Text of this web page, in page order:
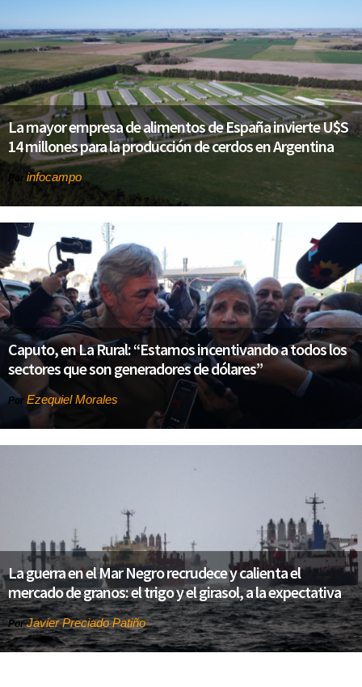
La mayor empresa de alimentos de España invierte U$S
14 millones para la producción de cerdos en Argentina
Por infocampo
Caputo, en La Rural: “Estamos incentivando a todos los
sectores que son generadores de dólares”
Por Ezequiel Morales
La guerra en el Mar Negro recrudece y calienta el
mercado de granos: el trigo y el girasol, a la expectativa
PorJavier Preciado Patiño